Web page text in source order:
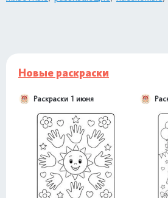
Новые раскраски
Раскраски 1 июня